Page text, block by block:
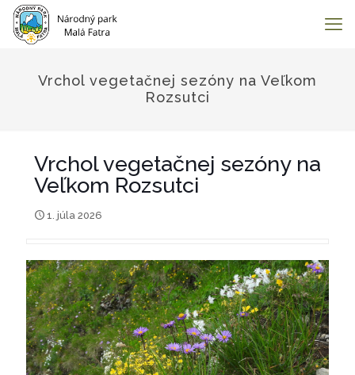
Vrchol vegetačnej sezóny na Veľkom
Rozsutci
Vrchol vegetačnej sezóny na
Veľkom Rozsutci
1. júla 2026